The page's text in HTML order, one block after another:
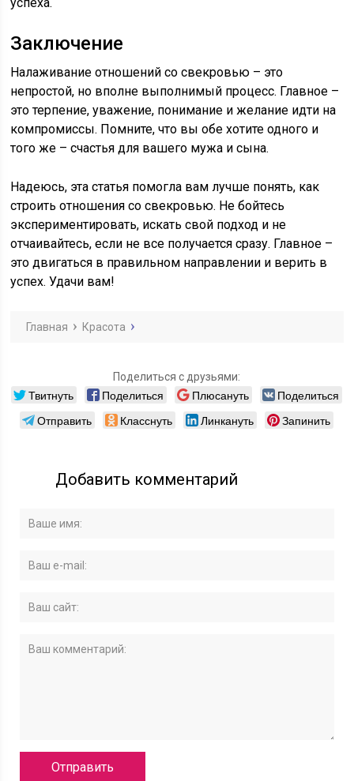
Заключение
Налаживание отношений со свекровью – это
непростой, но вполне выполнимый процесс. Главное –
это терпение, уважение, понимание и желание идти на
компромиссы. Помните, что вы обе хотите одного и
того же – счастья для вашего мужа и сына.
Надеюсь, эта статья помогла вам лучше понять, как
строить отношения со свекровью. Не бойтесь
экспериментировать, искать свой подход и не
отчаивайтесь, если не все получается сразу. Главное –
это двигаться в правильном направлении и верить в
успех. Удачи вам!
Главная Красота
Поделиться с друзьями:
Твитнуть Поделиться Плюсануть
Поделиться
Отправить
Класснуть Линкануть Запинить
Добавить комментарий